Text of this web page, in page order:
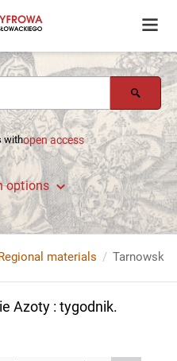
withopen access
options
materials Tarnowskie
Azoty : tygodnik.